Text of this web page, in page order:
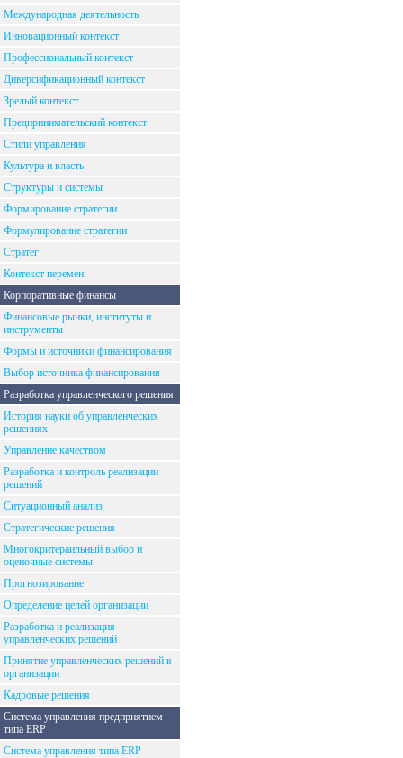
Международная деятельность
Инновационный контекст
Профессиональный контекст
Диверсификационный контекст
Зрелый контекст
Предпринимательский контекст
Стили управления
Культура и власть
Структуры и системы
Формирование стратегии
Формулирование стратегии
Стратег
Контекст перемен
Корпоративные финансы
Финансовые рынки, институты и
инструменты
Формы и источники финансирования
Выбор источника финансирования
Разработка управленческого решения
История науки об управленческих
решениях
Управление качеством
Разработка и контроль реализации
решений
Ситуационный анализ
Стратегические решения
Многокритераильный выбор и
оценочные системы
Прогнозирование
Определение целей организации
Разработка и реализация
управленческих решений
Принятие управленческих решений в
организации
Кадровые решения
Система управления предприятием
типа ERP
Система управления типа ERP